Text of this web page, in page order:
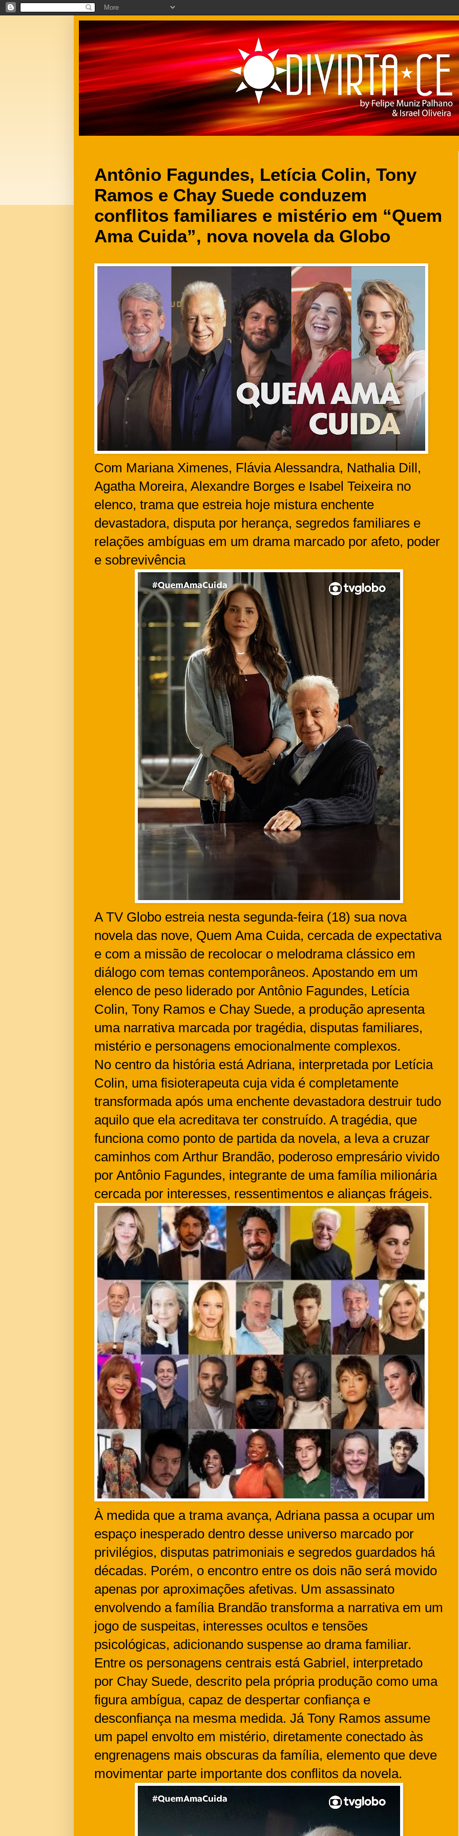
Antônio Fagundes, Letícia Colin, Tony
Ramos e Chay Suede conduzem
conflitos familiares e mistério em “Quem
Ama Cuida”, nova novela da Globo
Com Mariana Ximenes, Flávia Alessandra, Nathalia Dill,
Agatha Moreira, Alexandre Borges e Isabel Teixeira no
elenco, trama que estreia hoje mistura enchente
devastadora, disputa por herança, segredos familiares e
relações ambíguas em um drama marcado por afeto, poder
e sobrevivência
A TV Globo estreia nesta segunda-feira (18) sua nova
novela das nove, Quem Ama Cuida, cercada de expectativa
e com a missão de recolocar o melodrama clássico em
diálogo com temas contemporâneos. Apostando em um
elenco de peso liderado por Antônio Fagundes, Letícia
Colin, Tony Ramos e Chay Suede, a produção apresenta
uma narrativa marcada por tragédia, disputas familiares,
mistério e personagens emocionalmente complexos.
No centro da história está Adriana, interpretada por Letícia
Colin, uma fisioterapeuta cuja vida é completamente
transformada após uma enchente devastadora destruir tudo
aquilo que ela acreditava ter construído. A tragédia, que
funciona como ponto de partida da novela, a leva a cruzar
caminhos com Arthur Brandão, poderoso empresário vivido
por Antônio Fagundes, integrante de uma família milionária
cercada por interesses, ressentimentos e alianças frágeis.
À medida que a trama avança, Adriana passa a ocupar um
espaço inesperado dentro desse universo marcado por
privilégios, disputas patrimoniais e segredos guardados há
décadas. Porém, o encontro entre os dois não será movido
apenas por aproximações afetivas. Um assassinato
envolvendo a família Brandão transforma a narrativa em um
jogo de suspeitas, interesses ocultos e tensões
psicológicas, adicionando suspense ao drama familiar.
Entre os personagens centrais está Gabriel, interpretado
por Chay Suede, descrito pela própria produção como uma
figura ambígua, capaz de despertar confiança e
desconfiança na mesma medida. Já Tony Ramos assume
um papel envolto em mistério, diretamente conectado às
engrenagens mais obscuras da família, elemento que deve
movimentar parte importante dos conflitos da novela.